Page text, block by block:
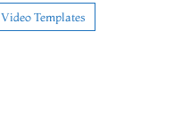
Video Templates